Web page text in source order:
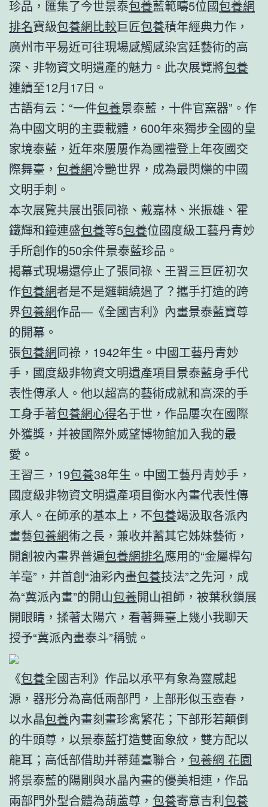
珍品，匯集了今世景泰包養藍範疇5位國包養網
排名寶級包養網比較巨匠包養積年經典力作，
廣州市平易近可往現場感觸感染宮廷藝術的高
深、非物資文明遺產的魅力。此次展覽將包養
連續至12月17日。
古語有云：“一件包養景泰藍，十件官窯器”。作
為中國文明的主要載體，600年來獨步全國的皇
家境泰藍，近年來屢屢作為國禮登上年夜國交
際舞臺， 包養網冷艷世界，成為最閃爍的中國
文明手刺。
本次展覽共展出張同祿、戴嘉林、米振雄、霍
鐵輝和鐘連盛包養等5包養位國度級工藝丹青妙
手所創作的50余件景泰藍珍品。
揭幕式現場還停止了張同祿、王習三巨匠初次
作包養網者是不是邏輯繞過了？攜手打造的跨
界包養網作品—《全國吉利》內畫景泰藍寶尊
的開幕。
張包養網同祿，1942年生。中國工藝丹青妙
手，國度級非物資文明遺產項目景泰藍身手代
表性傳承人。他以超高的藝術成就和高深的手
工身手著包養網心得名于世，作品屢次在國際
外獲獎，并被國際外威望博物館加入我的最
愛。
王習三，19包養38年生。中國工藝丹青妙手，
國度級非物資文明遺產項目衡水內畫代表性傳
承人。在師承的基本上，不包養竭汲取各派內
畫藝包養網術之長，兼收并蓄其它姊妹藝術，
開創被內畫界普遍包養網排名應用的“金屬桿勾
羊毫”，并首創“油彩內畫包養技法”之先河，成
為“冀派內畫”的開山包養開山祖師，被葉秋鎖展
開眼睛，揉著太陽穴，看著舞臺上幾小我聊天
授予“冀派內畫泰斗”稱號。
《包養全國吉利》作品以承平有象為靈感起
源，器形分為高低兩部門，上部形似玉壺春，
以水晶包養內畫刻畫珍禽繁花；下部形若顛倒
的牛頭尊，以景泰藍打造雙面象紋，雙方配以
龍耳；高低部借助并蒂蓮臺聯合， 包養網 花園
將景泰藍的陽剛與水晶內畫的優美相連，作品
兩部門外型合體為葫蘆尊， 包養寄意吉利包養